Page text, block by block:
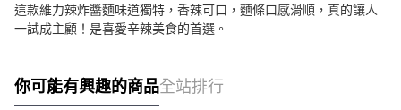
這款維力辣炸醬麵味道獨特，香辣可口，麵條口感滑順，真的讓人
一試成主顧！是喜愛辛辣美食的首選。
你可能有興趣的商品全站排行